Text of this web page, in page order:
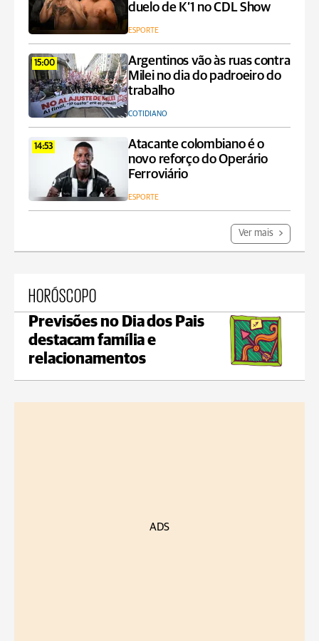
duelo de K’1 no CDL Show
ESPORTE
15:00
Argentinos vão às ruas contra
Milei no dia do padroeiro do
trabalho
COTIDIANO
14:53
Atacante colombiano é o
novo reforço do Operário
Ferroviário
ESPORTE
Ver mais
HORÓSCOPO
Previsões no Dia dos Pais
destacam família e
relacionamentos
ADS